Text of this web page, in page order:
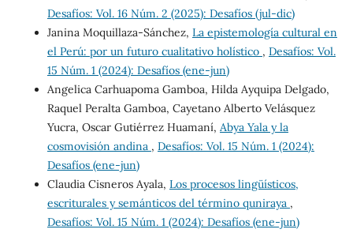
Desafíos: Vol. 16 Núm. 2 (2025): Desafíos (jul-dic)
Janina Moquillaza-Sánchez, La epistemología cultural en
el Perú: por un futuro cualitativo holístico , Desafíos: Vol.
15 Núm. 1 (2024): Desafíos (ene-jun)
Angelica Carhuapoma Gamboa, Hilda Ayquipa Delgado,
Raquel Peralta Gamboa, Cayetano Alberto Velásquez
Yucra, Oscar Gutiérrez Huamaní, Abya Yala y la
cosmovisión andina , Desafíos: Vol. 15 Núm. 1 (2024):
Desafíos (ene-jun)
Claudia Cisneros Ayala, Los procesos lingüísticos,
escriturales y semánticos del término quniraya ,
Desafíos: Vol. 15 Núm. 1 (2024): Desafíos (ene-jun)